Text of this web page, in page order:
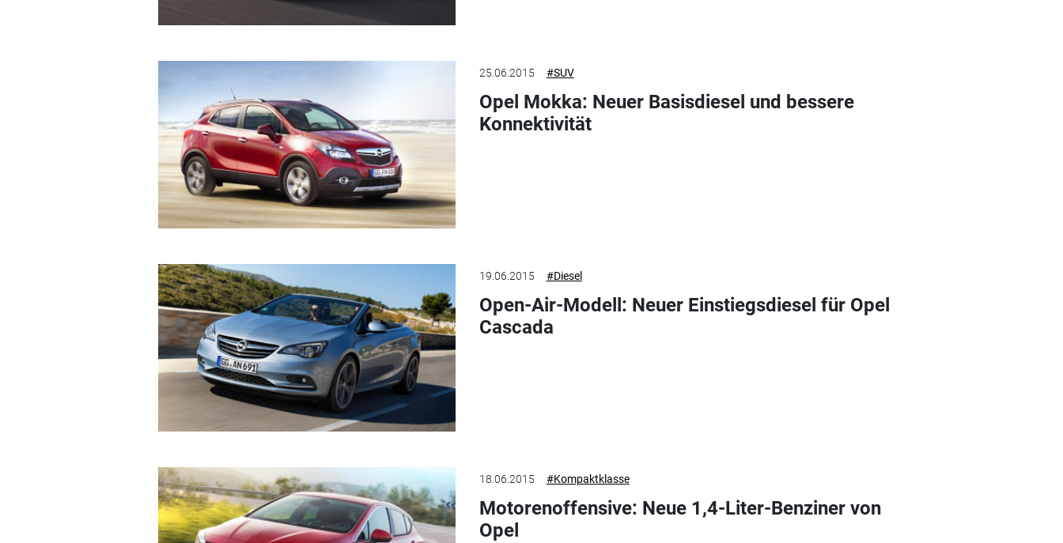
25.06.2015 #SUV
Opel Mokka: Neuer Basisdiesel und bessere
Konnektivität
19.06.2015 #Diesel
Open-Air-Modell: Neuer Einstiegsdiesel für Opel
Cascada
18.06.2015 #Kompaktklasse
Motorenoffensive: Neue 1,4-Liter-Benziner von
Opel